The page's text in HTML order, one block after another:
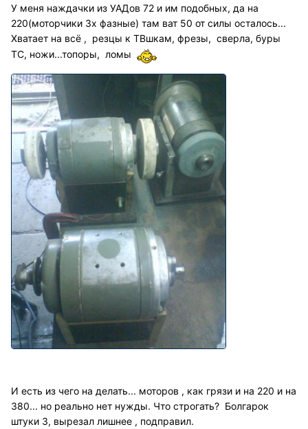
У меня наждачки из УАДов 72 и им подобных, да на
220(моторчики 3х фазные) там ват 50 от силы осталось...
Хватает на всё , резцы к ТВшкам, фрезы, сверла, буры
ТС, ножи...топоры, ломы
И есть из чего на делать... моторов , как грязи и на 220 и на
380... но реально нет нужды. Что строгать? Болгарок
штуки 3, вырезал лишнее , подправил.